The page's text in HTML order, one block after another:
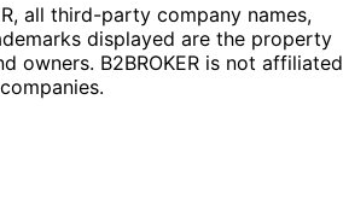
all third-party company names,
displayed are the property
owners. B2BROKER is not affiliated